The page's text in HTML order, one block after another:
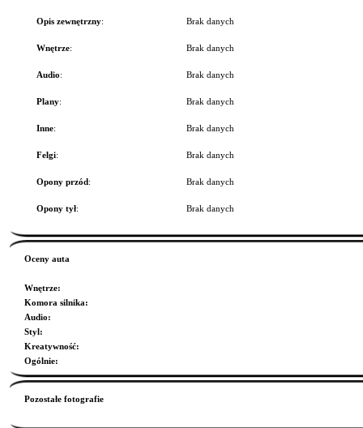
Opis zewnętrzny: Brak danych
Wnętrze: Brak danych
Audio: Brak danych
Plany: Brak danych
Inne: Brak danych
Felgi: Brak danych
Opony przód: Brak danych
Opony tył: Brak danych
Oceny auta
Wnętrze:
Komora silnika:
Audio:
Styl:
Kreatywność:
Ogólnie:
Pozostałe fotografie